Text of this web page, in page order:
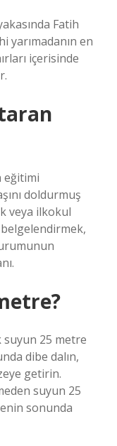
Fatih
yarımadanın en
içerisinde
eğitimi
doldurmuş
veya ilkokul
25 metre
dibe dalın,
getirin.
suyun 25
sonunda